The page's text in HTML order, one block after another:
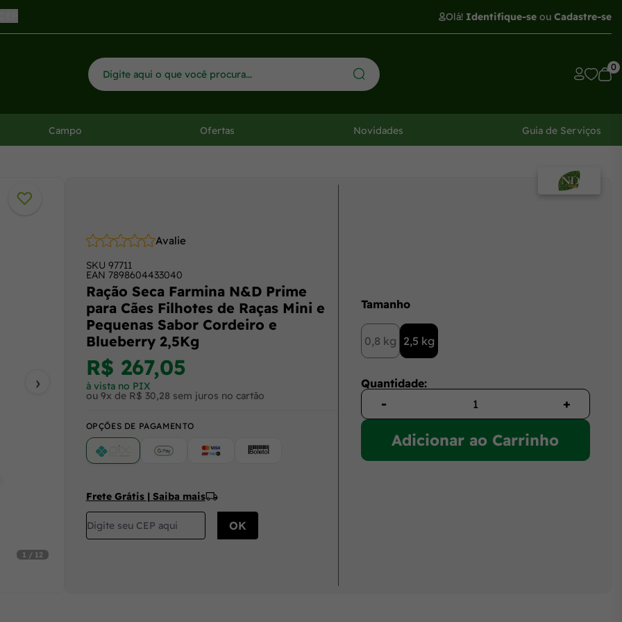
Olá! Identifique-se ou Cadastre-se
0
Campo Ofertas Novidades Guia de Serviços
›
1 / 12
Avalie
SKU 97711
EAN 7898604433040
Ração Seca Farmina N&D Prime
para Cães Filhotes de Raças Mini e
Pequenas Sabor Cordeiro e
Blueberry 2,5Kg
R$ 267,05
à vista no PIX
ou 9x de R$ 30,28 sem juros no cartão
OPÇÕES DE PAGAMENTO
PIX Google Pay (Crédito/Débito)
Cartão Boleto
Frete Grátis | Saiba mais
Tamanho
0,8 kg 2,5 kg
Quantidade:
- +
Adicionar ao Carrinho